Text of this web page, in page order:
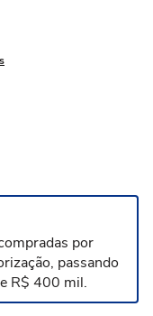
por
passando
R$ 400 mil.